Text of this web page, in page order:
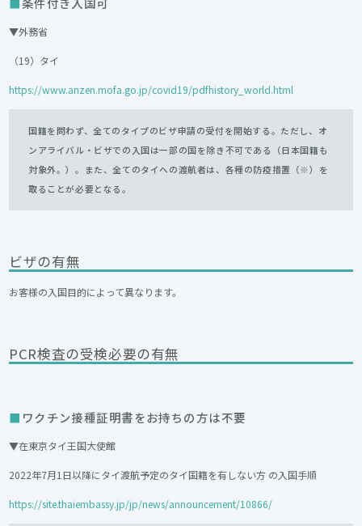
▼外務省
（19）タイ
https://www.anzen.mofa.go.jp/covid19/pdfhistory_world.html
国籍を問わず、全てのタイプのビザ申請の受付を開始する。ただし、オ
ンアライバル・ビザでの入国は一部の国を除き不可である（日本国籍も
対象外。）。また、全てのタイへの渡航者は、各種の防疫措置（※）を
取ることが必要となる。
ビザの有無
お客様の入国目的によって異なります。
PCR検査の受検必要の有無
ワクチン接種証明書をお持ちの方は不要
▼在東京タイ王国大使館
2022年7月1日以降にタイ渡航予定のタイ国籍を有しない方 の入国手順
https://site.thaiembassy.jp/jp/news/announcement/10866/